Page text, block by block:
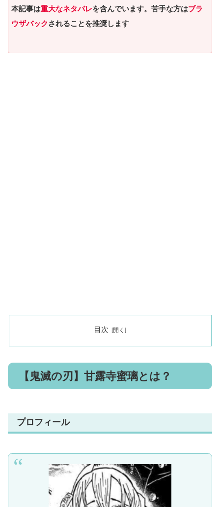
本記事は重大なネタバレを含んでいます。苦手な方はブラ
ウザバック されることを推奨します
目次
【鬼滅の刃】甘露寺蜜璃とは？
プロフィール